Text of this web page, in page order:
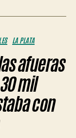
LA PLATA
afueras
mil
con